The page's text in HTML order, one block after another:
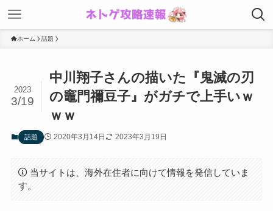
ホーム 話題
中川翔子さんの描いた『鬼滅の刃
の竈門禰豆子』がガチで上手いｗ
ｗｗ
2023
3/19
話題 2020年3月14日 2023年3月19日
当サイトは、海外在住者に向けて情報を発信していま
す。